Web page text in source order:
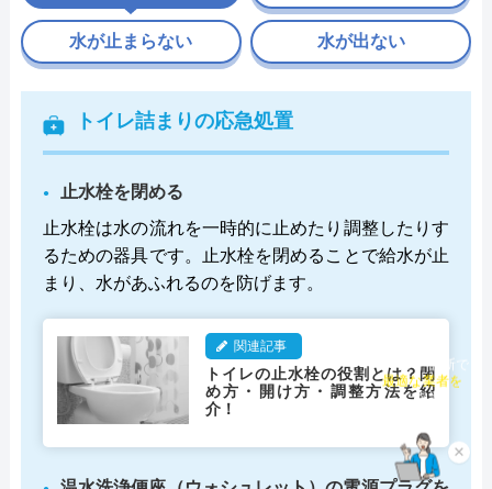
トイレ詰まりの応急処置
止水栓を閉める
止水栓は水の流れを一時的に止めたり調整したりす
るための器具です。止水栓を閉めることで給水が止
まり、水があふれるのを防げます。
関連記事
トイレの止水栓の役割とは？閉
め方・開け方・調整方法を紹
介！
水が止まらない 水が出ない
×
チャット診断で
最適な業者を
ご提案